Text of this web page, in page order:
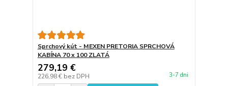
Sprchový kút - MEXEN PRETORIA SPRCHOVÁ
KABÍNA 70 x 100 ZLATÁ
279,19 €
226,98 € bez DPH 3-7 dni